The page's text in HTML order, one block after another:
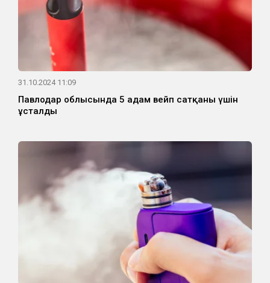
31.10.2024 11:09
Павлодар облысында 5 адам вейп сатқаны үшін
ұсталды